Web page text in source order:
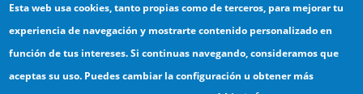
Esta web usa cookies, tanto propias como de terceros, para mejorar tu
experiencia de navegación y mostrarte contenido personalizado en
función de tus intereses. Si continuas navegando, consideramos que
aceptas su uso. Puedes cambiar la configuración u obtener más